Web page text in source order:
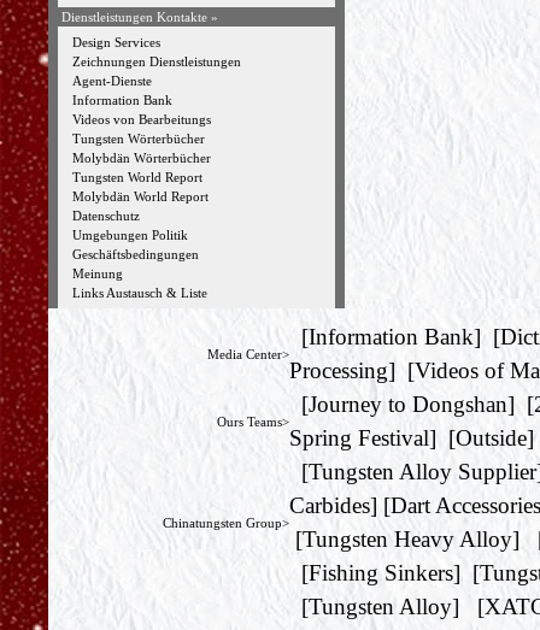
Dienstleistungen Kontakte »
Design Services
Zeichnungen Dienstleistungen
Agent-Dienste
Information Bank
Videos von Bearbeitungs
Tungsten Wörterbücher
Molybdän Wörterbücher
Tungsten World Report
Molybdän World Report
Datenschutz
Umgebungen Politik
Geschäftsbedingungen
Meinung
Links Austausch & Liste
Media Center>
[Information Bank] [
Processing] [Videos of
Ours Teams>
[Journey to Dongshan] [
Spring Festival] [Outside]
Chinatungsten Group>
[Tungsten Alloy Supplier
Carbides] [Dart
[Tungsten Heavy Alloy]
[Fishing Sinkers] [
[Tungsten Alloy] [